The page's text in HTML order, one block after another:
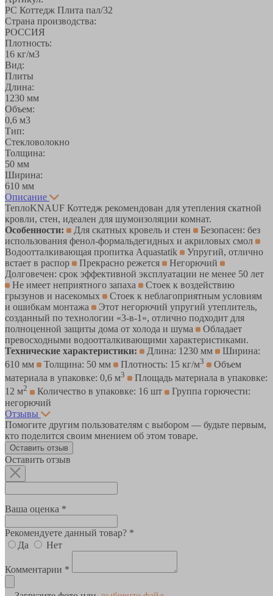
РС Коттедж Плита пал/32
Страна производства:
РОССИЯ
Плотность:
16 кг/м3
Вид:
Плиты
Длина:
1230 мм
Объем:
0,6 м3
Тип:
Стекловолокно
Толщина:
50 мм
Ширина:
610 мм
Описание
ТеплоKNAUF Коттедж рекомендован для утепления скатной
кровли, стен, идеален для шумоизоляции комнат.
Особенности:
Для скатных кровель и стен
Безопасен: без
использования фенол-формальдегидных и акриловых смол
Водоотталкивающая пропитка Aquastatik
Упругий, отлично
встает в распор
Прекрасно режется
Негорючий
Долговечен: срок эффективной эксплуатации не менее 50 лет
Не имеет неприятного запаха
Стоек к воздействию
грызунов и насекомых
Стоек к неблагоприятным условиям
и ошибкам монтажа
Этот негорючий упругий утеплитель,
созданный по технологии «3-в-1», отлично подходит для
полноценной защиты дома от холода и шума
Обладает
превосходными водоотталкивающими характеристиками.
Технические характеристики:
Длина: 1230 мм
Ширина:
610 мм
Толщина: 50 мм Плотность: 15 кг/м3
Объем
материала в упаковке: 0,6 м3
Площадь материала в упаковке:
12 м2 Количество в упаковке: 16 шт
Группа горючести:
негорючий
Отзывы
Помогите другим пользователям с выбором — будьте первым,
кто поделится своим мнением об этом товаре.
Оставить отзыв
Оставить отзыв
Ваша оценка *
Рекомендуете данный товар? *
Да
Нет
Комментарии *